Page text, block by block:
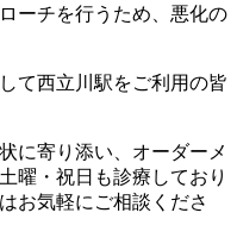
ーチを行うため、悪化の
て西立川駅をご利用の皆
に寄り添い、オーダーメ
曜・祝日も診療しており
お気軽にご相談くださ